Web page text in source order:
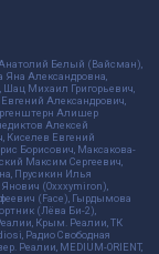
Анатолий Белый (Вайсман),
Яна Александровна,
Михаил Григорьевич,
Александрович,
Алишер
Алексей
Киселев Евгений
Борисович, Максакова-
Максим Сергеевич,
Прусикин Илья
(Oxxxymiron),
(Face), Гырдымова
(Лёва Би-2),
Крым. Реалии, ТК
Радио Свободная
Реалии, MEDIUM-ORIENT,